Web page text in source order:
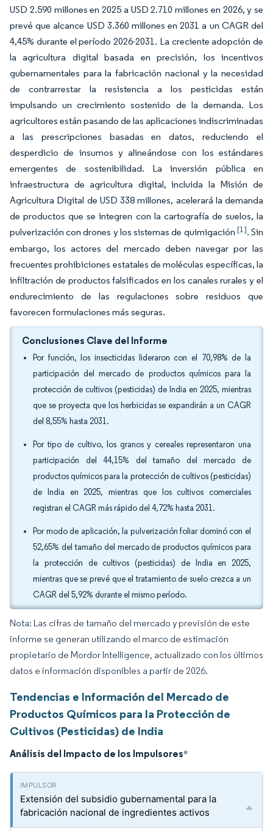
USD 2.590 millones en 2025 a USD 2.710 millones en 2026, y se
prevé que alcance USD 3.360 millones en 2031 a un CAGR del
4,45% durante el período 2026-2031. La creciente adopción de
la agricultura digital basada en precisión, los incentivos
gubernamentales para la fabricación nacional y la necesidad
de contrarrestar la resistencia a los pesticidas están
impulsando un crecimiento sostenido de la demanda. Los
agricultores están pasando de las aplicaciones indiscriminadas
a las prescripciones basadas en datos, reduciendo el
desperdicio de insumos y alineándose con los estándares
emergentes de sostenibilidad. La inversión pública en
infraestructura de agricultura digital, incluida la Misión de
Agricultura Digital de USD 338 millones, acelerará la demanda
de productos que se integren con la cartografía de suelos, la
pulverización con drones y los sistemas de quimigación [1]. Sin
embargo, los actores del mercado deben navegar por las
frecuentes prohibiciones estatales de moléculas específicas, la
infiltración de productos falsificados en los canales rurales y el
endurecimiento de las regulaciones sobre residuos que
favorecen formulaciones más seguras.
Conclusiones Clave del Informe
Por función, los insecticidas lideraron con el 70,98% de la
participación del mercado de productos químicos para la
protección de cultivos (pesticidas) de India en 2025, mientras
que se proyecta que los herbicidas se expandirán a un CAGR
del 8,55% hasta 2031.
Por tipo de cultivo, los granos y cereales representaron una
participación del 44,15% del tamaño del mercado de
productos químicos para la protección de cultivos (pesticidas)
de India en 2025, mientras que los cultivos comerciales
registran el CAGR más rápido del 4,72% hasta 2031.
Por modo de aplicación, la pulverización foliar dominó con el
52,65% del tamaño del mercado de productos químicos para
la protección de cultivos (pesticidas) de India en 2025,
mientras que se prevé que el tratamiento de suelo crezca a un
CAGR del 5,92% durante el mismo período.
Nota: Las cifras de tamaño del mercado y previsión de este
informe se generan utilizando el marco de estimación
propietario de Mordor Intelligence, actualizado con los últimos
datos e información disponibles a partir de 2026.
Tendencias e Información del Mercado de
Productos Químicos para la Protección de
Cultivos (Pesticidas) de India
Análisis del Impacto de los Impulsores*
Extensión del subsidio gubernamental para la
fabricación nacional de ingredientes activos